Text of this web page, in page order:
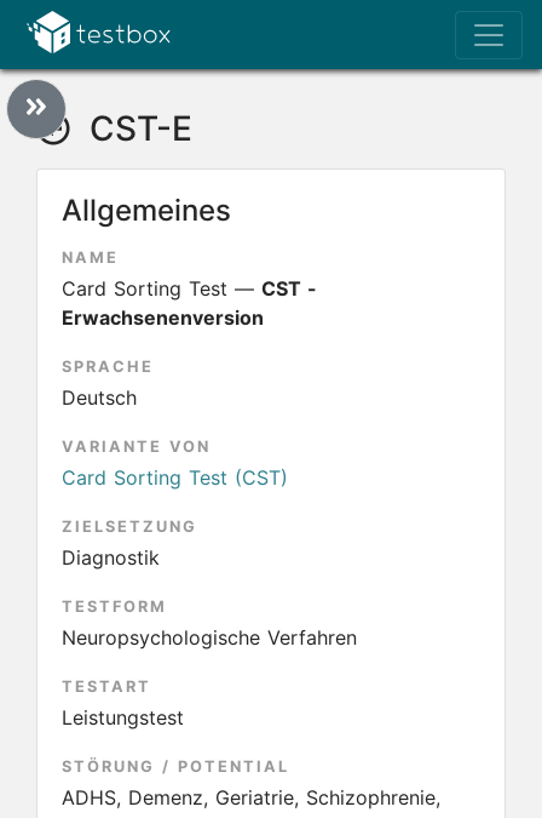
CST-E
Allgemeines
NAME
Card Sorting Test — CST -
Erwachsenenversion
SPRACHE
Deutsch
VARIANTE VON
Card Sorting Test (CST)
ZIELSETZUNG
Diagnostik
TESTFORM
Neuropsychologische Verfahren
TESTART
Leistungstest
STÖRUNG / POTENTIAL
ADHS, Demenz, Geriatrie, Schizophrenie,